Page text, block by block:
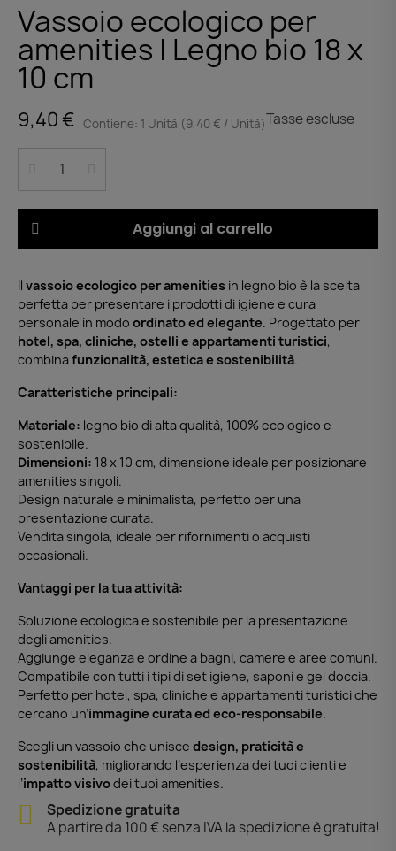
Vassoio ecologico per
amenities | Legno bio 18 x
10 cm
9,40 € Contiene: 1 Unità (9,40 € / Unità)Tasse escluse
Aggiungi al carrello
Il vassoio ecologico per amenities in legno bio è la scelta
perfetta per presentare i prodotti di igiene e cura
personale in modo ordinato ed elegante. Progettato per
hotel, spa, cliniche, ostelli e appartamenti turistici,
combinafunzionalità, estetica e sostenibilità.
Caratteristiche principali:
Materiale: legno bio di alta qualità, 100% ecologico e
sostenibile.
Dimensioni: 18 x 10 cm, dimensione ideale per posizionare
amenities singoli.
Design naturale e minimalista, perfetto per una
presentazione curata.
Vendita singola, ideale per rifornimenti o acquisti
occasionali.
Vantaggi per la tua attività:
Soluzione ecologica e sostenibile per la presentazione
degli amenities.
Aggiunge eleganza e ordine a bagni, camere e aree comuni.
Compatibile con tutti i tipi di set igiene, saponi e gel doccia.
Perfetto per hotel, spa, cliniche e appartamenti turistici che
cercano un’immagine curata ed eco-responsabile.
Scegli un vassoio che unisce design, praticità e
sostenibilità, migliorando l’esperienza dei tuoi clienti e
l’impatto visivodei tuoi amenities.
Spedizione gratuita
A partire da 100 € senza IVA la spedizione è gratuita!